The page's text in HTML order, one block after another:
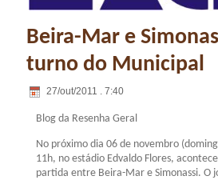
Beira-Mar e
turno do Municipal
27/out/2011 . 7:40
Blog da Resenha Geral
No próximo dia 06 de novembro
11h, no estádio Edvaldo Flores,
partida entre Beira-Mar e Simonassi. O